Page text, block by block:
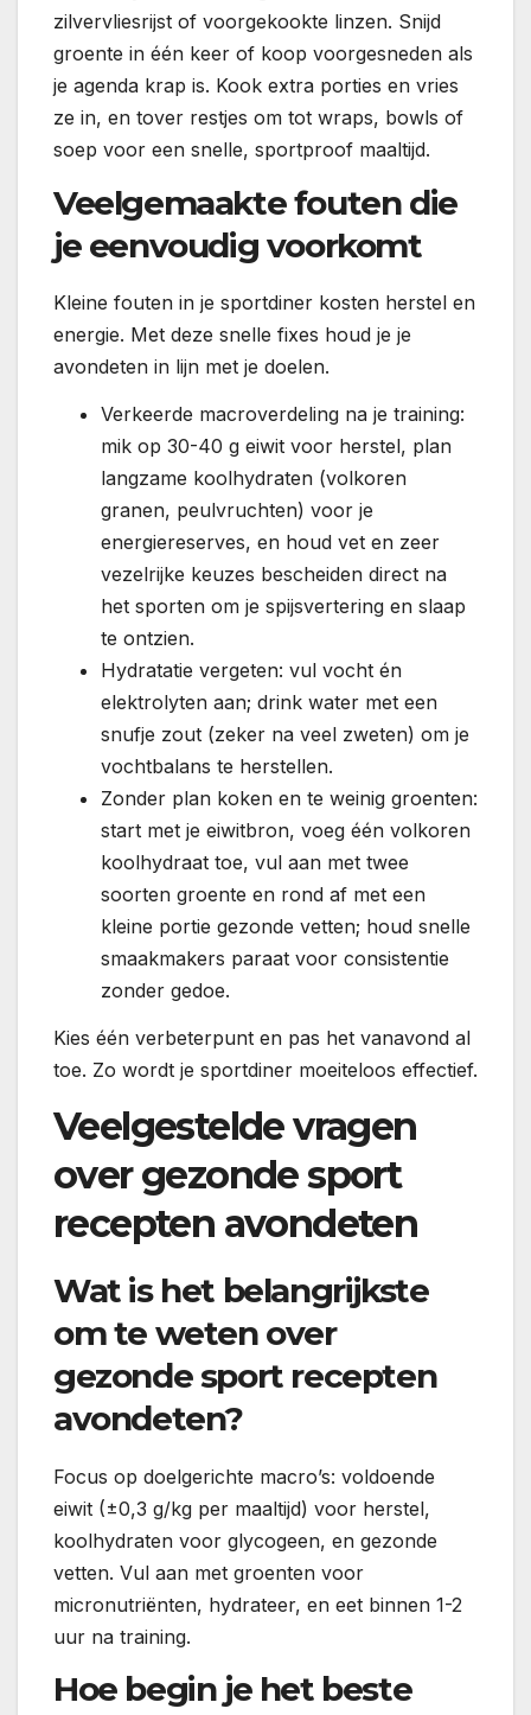
zilvervliesrijst of voorgekookte linzen. Snijd
groente in één keer of koop voorgesneden als
je agenda krap is. Kook extra porties en vries
ze in, en tover restjes om tot wraps, bowls of
soep voor een snelle, sportproof maaltijd.
Veelgemaakte fouten die
je eenvoudig voorkomt
Kleine fouten in je sportdiner kosten herstel en
energie. Met deze snelle fixes houd je je
avondeten in lijn met je doelen.
Verkeerde macroverdeling na je training:
mik op 30-40 g eiwit voor herstel, plan
langzame koolhydraten (volkoren
granen, peulvruchten) voor je
energiereserves, en houd vet en zeer
vezelrijke keuzes bescheiden direct na
het sporten om je spijsvertering en slaap
te ontzien.
Hydratatie vergeten: vul vocht én
elektrolyten aan; drink water met een
snufje zout (zeker na veel zweten) om je
vochtbalans te herstellen.
Zonder plan koken en te weinig groenten:
start met je eiwitbron, voeg één volkoren
koolhydraat toe, vul aan met twee
soorten groente en rond af met een
kleine portie gezonde vetten; houd snelle
smaakmakers paraat voor consistentie
zonder gedoe.
Kies één verbeterpunt en pas het vanavond al
toe. Zo wordt je sportdiner moeiteloos effectief.
Veelgestelde vragen
over gezonde sport
recepten avondeten
Wat is het belangrijkste
om te weten over
gezonde sport recepten
avondeten?
Focus op doelgerichte macro’s: voldoende
eiwit (±0,3 g/kg per maaltijd) voor herstel,
koolhydraten voor glycogeen, en gezonde
vetten. Vul aan met groenten voor
micronutriënten, hydrateer, en eet binnen 1-2
uur na training.
Hoe begin je het beste